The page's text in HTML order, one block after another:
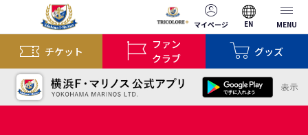
マイページ EN MENU
チケット
ファン
クラブ
グッズ